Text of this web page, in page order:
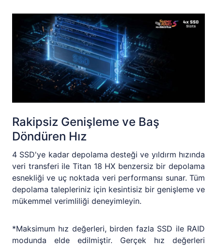
Rakipsiz Genişleme ve Baş
Döndüren Hız
4 SSD'ye kadar depolama desteği ve yıldırm hızında
veri transferi ile Titan 18 HX benzersiz bir depolama
esnekliği ve uç noktada veri performansı sunar. Tüm
depolama talepleriniz için kesintisiz bir genişleme ve
mükemmel verimliliği deneyimleyin.
*Maksimum hız değerleri, birden fazla SSD ile RAID
modunda elde edilmiştir. Gerçek hız değerleri